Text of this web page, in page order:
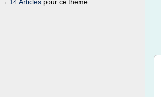
→ 14 Articles pour ce thème